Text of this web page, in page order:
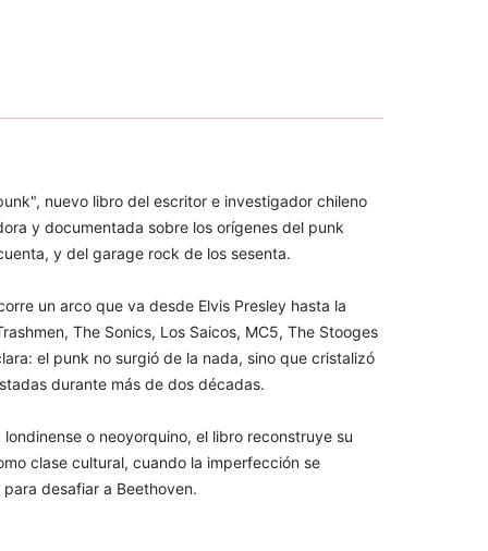
nuevo libro del escritor e investigador chileno
y documentada sobre los orígenes del punk
y del garage rock de los sesenta.
un arco que va desde Elvis Presley hasta la
The Sonics, Los Saicos, MC5, The Stooges
el punk no surgió de la nada, sino que cristalizó
durante más de dos décadas.
o neoyorquino, el libro reconstruye su
clase cultural, cuando la imperfección se
desafiar a Beethoven.